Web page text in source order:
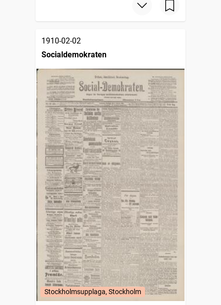
1910-02-02
Socialdemokraten
Stockholmsupplaga, Stockholm